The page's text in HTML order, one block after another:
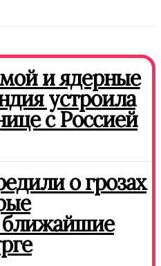
и ядерные
устроила
с Россией
о грозах
ближайшие